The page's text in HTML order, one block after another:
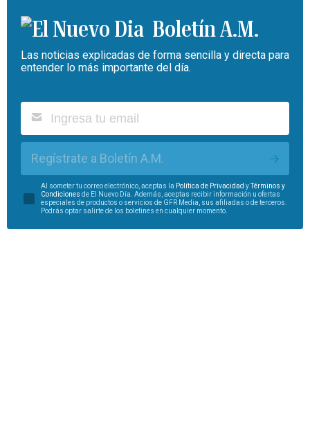
Boletín A.M.
Las noticias explicadas de forma sencilla y directa para
entender lo más importante del día.
Regístrate a Boletín A.M.
Al someter tu correo electrónico, aceptas la Política de Privacidad yTérminos y
Condiciones de El Nuevo Día. Además, aceptas recibir información u ofertas
especiales de productos o servicios de GFR Media, sus afiliadas o de terceros.
Podrás optar salirte de los boletines en cualquier momento.